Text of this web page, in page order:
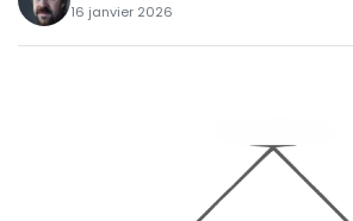
16 janvier 2026